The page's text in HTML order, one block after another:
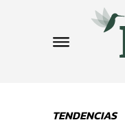
TENDENCIAS